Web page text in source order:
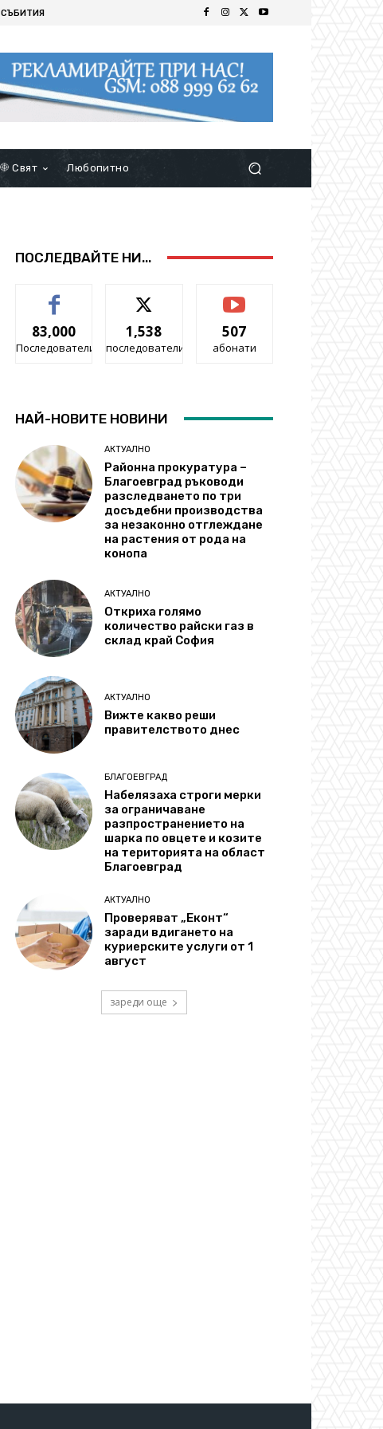
СЪБИТИЯ
Свят Любопитно
ПОСЛЕДВАЙТЕ НИ...
83,000
Последователи
1,538
последователи
507
абонати
НАЙ-НОВИТЕ НОВИНИ
АКТУАЛНО
Районна прокуратура –
Благоевград ръководи
разследването по три
досъдебни производства
за незаконно отглеждане
на растения от рода на
конопа
АКТУАЛНО
Откриха голямо
количество райски газ в
склад край София
АКТУАЛНО
Вижте какво реши
правителството днес
БЛАГОЕВГРАД
Набелязаха строги мерки
за ограничаване
разпространението на
шарка по овцете и козите
на територията на област
Благоевград
АКТУАЛНО
Проверяват „Еконт“
заради вдигането на
куриерските услуги от 1
август
зареди още